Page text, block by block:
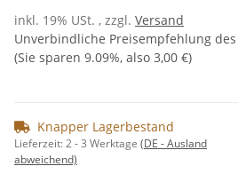
inkl. 19% USt. , zzgl. Versand
Unverbindliche Preisempfehlung
(Sie sparen 9.09%, also 3,00 €)
Knapper Lagerbestand
Lieferzeit:2 - 3 Werktage (DE - Ausland
abweichend)